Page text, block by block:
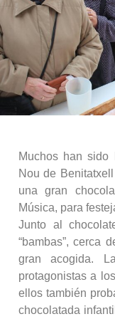
Muchos han
Nou de
una gran
Música, para
Junto al
“bambas”, cerca
gran acogida.
protagonistas a
ellos también
chocolatada